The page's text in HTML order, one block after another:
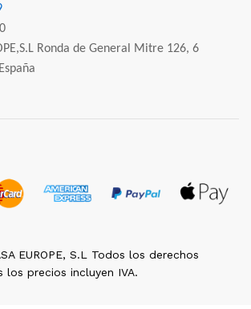
Ronda de General Mitre 126, 6
EUROPE, S.L Todos los derechos
los precios incluyen IVA.